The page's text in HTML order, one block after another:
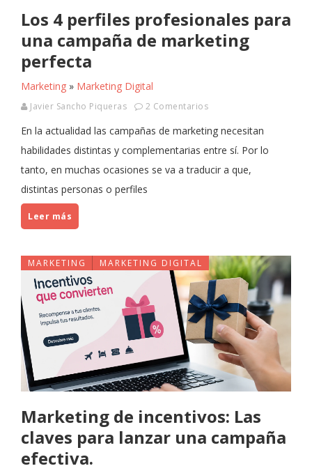
Los 4 perfiles profesionales para
una campaña de marketing
perfecta
Marketing » Marketing Digital
Javier Sancho Piqueras 2 Comentarios
En la actualidad las campañas de marketing necesitan
habilidades distintas y complementarias entre sí. Por lo
tanto, en muchas ocasiones se va a traducir a que,
distintas personas o perfiles
Leer más
MARKETING MARKETING DIGITAL
Marketing de incentivos: Las
claves para lanzar una campaña
efectiva.